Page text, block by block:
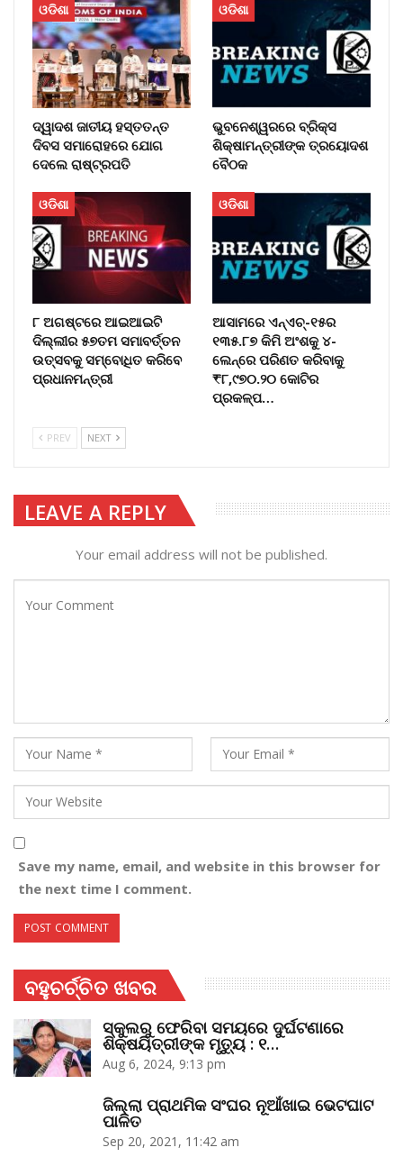
ଓଡିଶା
ଦ୍ୱାଦଶ ଜାତୀୟ ହସ୍ତତନ୍ତ
ଦିବସ ସମାରୋହରେ ଯୋଗ
ଦେଲେ ରାଷ୍ଟ୍ରପତି
ଓଡିଶା
ଭୁବନେଶ୍ୱରରେ ବ୍ରିକ୍ସ
ଶିକ୍ଷାମନ୍ତ୍ରୀଙ୍କ ତ୍ରୟୋଦଶ
ବୈଠକ
ଓଡିଶା
୮ ଅଗଷ୍ଟରେ ଆଇଆଇଟି
ଦିଲ୍ଲୀର ୫୭ତମ ସମାବର୍ତ୍ତନ
ଉତ୍ସବକୁ ସମ୍ବୋଧିତ କରିବେ
ପ୍ରଧାନମନ୍ତ୍ରୀ
ଓଡିଶା
ଆସାମରେ ଏନ୍ଏଚ୍-୧୫ର
୧୩୫.୮୭ କିମି ଅଂଶକୁ ୪-
ଲେନ୍ରେ ପରିଣତ କରିବାକୁ
₹୮,୯୭୦.୨୦ କୋଟିର
ପ୍ରକଳ୍ପ…
PREV NEXT
LEAVE A REPLY
Your email address will not be published.
Save my name, email, and website in this browser for
the next time I comment.
ବହୁଚର୍ଚ୍ଚିତ ଖବର
ସ୍କୁଲରୁ ଫେରିବା ସମୟରେ ଦୁର୍ଘଟଣାରେ
ଶିକ୍ଷୟିତ୍ରୀଙ୍କ ମୃତ୍ୟୁ : ୧…
Aug 6, 2024, 9:13 pm
ଜିଲ୍ଲା ପ୍ରାଥମିକ ସଂଘର ନୂଆଁଖାଇ ଭେଟଘାଟ
ପାଳିତ
Sep 20, 2021, 11:42 am